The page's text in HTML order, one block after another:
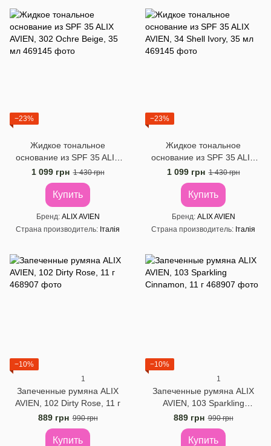
−23%
Жидкое тональное
основание из SPF 35 ALIX
AVIEN, 302 Ochre Beige, 35
мл
1 099 грн 1 430 грн
Купить
Бренд ALIX AVIEN
Страна производитель
Італія
−23%
Жидкое тональное
основание из SPF 35 ALIX
AVIEN, 34 Shell Ivory, 35 мл
1 099 грн 1 430 грн
Купить
Бренд ALIX AVIEN
Страна производитель
Італія
−10%
1
Запеченные румяна ALIX
AVIEN, 102 Dirty Rose, 11 г
889 грн 990 грн
Купить
−10%
1
Запеченные румяна ALIX
AVIEN, 103 Sparkling
Cinnamon, 11 г
889 грн 990 грн
Купить